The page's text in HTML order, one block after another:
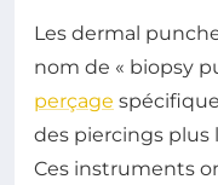
Les dermal
nom de « biopsy
perçage
des piercings plus
Ces instruments